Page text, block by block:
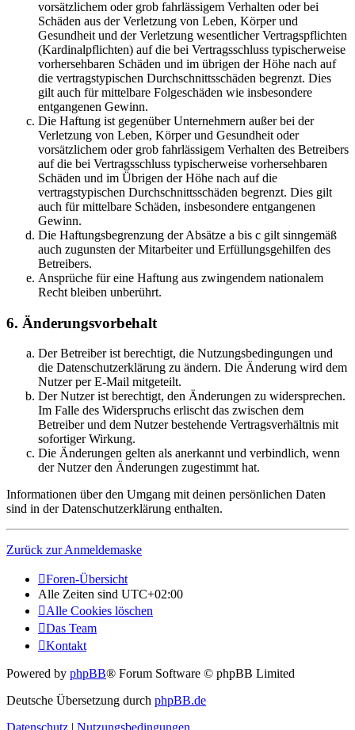
vorsätzlichem oder grob fahrlässigem Verhalten oder bei
Schäden aus der Verletzung von Leben, Körper und
Gesundheit und der Verletzung wesentlicher Vertragspflichten
(Kardinalpflichten) auf die bei Vertragsschluss typischerweise
vorhersehbaren Schäden und im übrigen der Höhe nach auf
die vertragstypischen Durchschnittsschäden begrenzt. Dies
gilt auch für mittelbare Folgeschäden wie insbesondere
entgangenen Gewinn.
Die Haftung ist gegenüber Unternehmern außer bei der
Verletzung von Leben, Körper und Gesundheit oder
vorsätzlichem oder grob fahrlässigem Verhalten des Betreibers
auf die bei Vertragsschluss typischerweise vorhersehbaren
Schäden und im Übrigen der Höhe nach auf die
vertragstypischen Durchschnittsschäden begrenzt. Dies gilt
auch für mittelbare Schäden, insbesondere entgangenen
Gewinn.
Die Haftungsbegrenzung der Absätze a bis c gilt sinngemäß
auch zugunsten der Mitarbeiter und Erfüllungsgehilfen des
Betreibers.
Ansprüche für eine Haftung aus zwingendem nationalem
Recht bleiben unberührt.
6. Änderungsvorbehalt
Der Betreiber ist berechtigt, die Nutzungsbedingungen und
die Datenschutzerklärung zu ändern. Die Änderung wird dem
Nutzer per E-Mail mitgeteilt.
Der Nutzer ist berechtigt, den Änderungen zu widersprechen.
Im Falle des Widerspruchs erlischt das zwischen dem
Betreiber und dem Nutzer bestehende Vertragsverhältnis mit
sofortiger Wirkung.
Die Änderungen gelten als anerkannt und verbindlich, wenn
der Nutzer den Änderungen zugestimmt hat.
Informationen über den Umgang mit deinen persönlichen Daten
sind in der Datenschutzerklärung enthalten.
Zurück zur Anmeldemaske
Foren-Übersicht
Alle Zeiten sind UTC+02:00
Alle Cookies löschen
Das Team
Kontakt
Powered by phpBB® Forum Software © phpBB Limited
Deutsche Übersetzung durch phpBB.de